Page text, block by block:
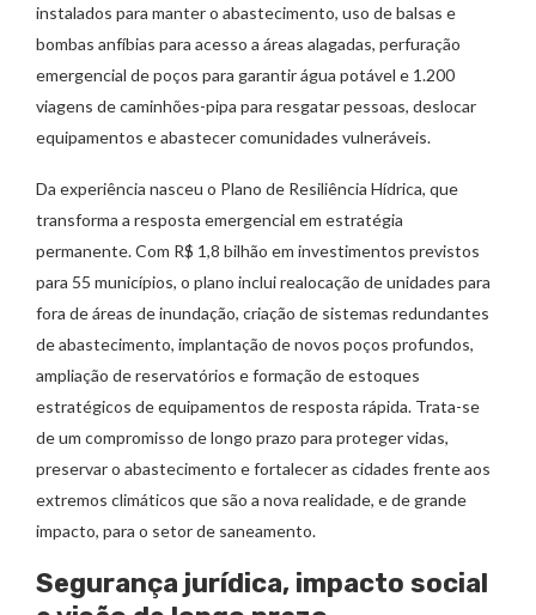
instalados para manter o abastecimento, uso de balsas e
bombas anfíbias para acesso a áreas alagadas, perfuração
emergencial de poços para garantir água potável e 1.200
viagens de caminhões-pipa para resgatar pessoas, deslocar
equipamentos e abastecer comunidades vulneráveis.
Da experiência nasceu o Plano de Resiliência Hídrica, que
transforma a resposta emergencial em estratégia
permanente. Com R$ 1,8 bilhão em investimentos previstos
para 55 municípios, o plano inclui realocação de unidades para
fora de áreas de inundação, criação de sistemas redundantes
de abastecimento, implantação de novos poços profundos,
ampliação de reservatórios e formação de estoques
estratégicos de equipamentos de resposta rápida. Trata-se
de um compromisso de longo prazo para proteger vidas,
preservar o abastecimento e fortalecer as cidades frente aos
extremos climáticos que são a nova realidade, e de grande
impacto, para o setor de saneamento.
Segurança jurídica, impacto social